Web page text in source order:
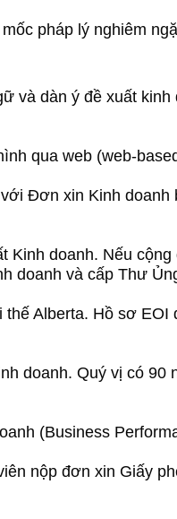
pháp lý nghiêm
và dàn ý đề xuất kinh
qua web (web-
Đơn xin Kinh
Kinh doanh. Nếu
doanh và cấp Thư
Alberta. Hồ sơ
doanh. Quý vị có 90
(Business
nộp đơn xin Giấy